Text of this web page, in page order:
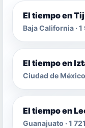
El tiempo en
Baja California ·
El tiempo en
Ciudad de
El tiempo en
Guanajuato · 1